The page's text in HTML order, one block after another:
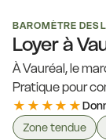
BAROMÈTRE DES
Loyer à
À Vauréal, le
Pratique pour
★★★★★
Zone tendue